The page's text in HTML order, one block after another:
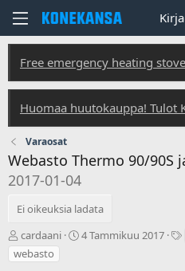
Free emergency heating
Huomaa huutokauppa! Tulot
Varaosat
Webasto Thermo 90/90S
2017-01-04
Ei oikeuksia ladata
T
e
k
cardaani
L
4 Tammikuu 2017
webasto